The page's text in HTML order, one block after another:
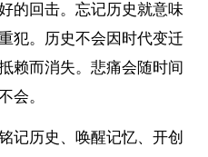
的回击。忘记历史就意味
犯。历史不会因时代变迁
赖而消失。悲痛会随时间
会。
记历史、唤醒记忆、开创